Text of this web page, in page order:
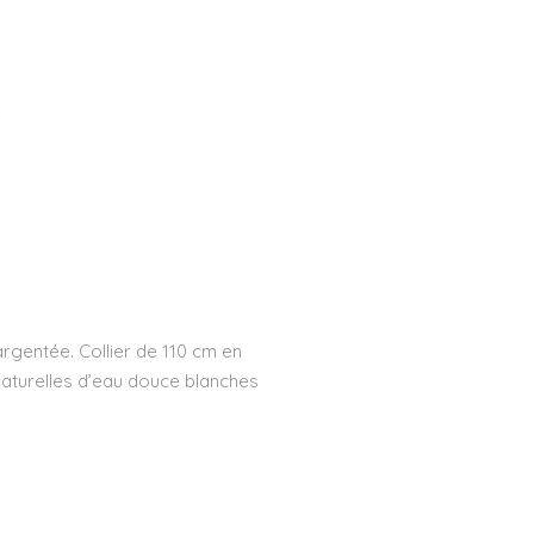
Collier de 110 cm en
d’eau douce blanches